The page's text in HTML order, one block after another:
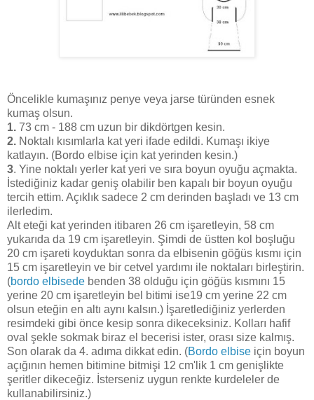
Öncelikle kumaşınız penye veya jarse türünden esnek
kumaş olsun.
1. 73 cm - 188 cm uzun bir dikdörtgen kesin.
2. Noktalı kısımlarla kat yeri ifade edildi. Kumaşı ikiye
katlayın. (Bordo elbise için kat yerinden kesin.)
3. Yine noktalı yerler kat yeri ve sıra boyun oyuğu açmakta.
İstediğiniz kadar geniş olabilir ben kapalı bir boyun oyuğu
tercih ettim. Açıklık sadece 2 cm derinden başladı ve 13 cm
ilerledim.
Alt eteği kat yerinden itibaren 26 cm işaretleyin, 58 cm
yukarıda da 19 cm işaretleyin. Şimdi de üstten kol boşluğu
20 cm işareti koyduktan sonra da elbisenin göğüs kısmı için
15 cm işaretleyin ve bir cetvel yardımı ile noktaları birleştirin.
(bordo elbisede benden 38 olduğu için göğüs kısmını 15
yerine 20 cm işaretleyin bel bitimi ise19 cm yerine 22 cm
olsun eteğin en altı aynı kalsın.) İşaretlediğiniz yerlerden
resimdeki gibi önce kesip sonra dikeceksiniz. Kolları hafif
oval şekle sokmak biraz el becerisi ister, orası size kalmış.
Son olarak da 4. adıma dikkat edin. (Bordo elbise için boyun
açığının hemen bitimine bitmişi 12 cm'lik 1 cm genişlikte
şeritler dikeceğiz. İsterseniz uygun renkte kurdeleler de
kullanabilirsiniz.)